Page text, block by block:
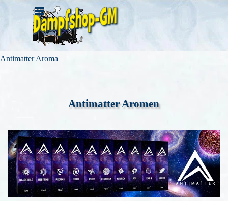
Direkt zum SeiteninhaltMenü überspringen
Antimatter Aroma
Antimatter Aromen